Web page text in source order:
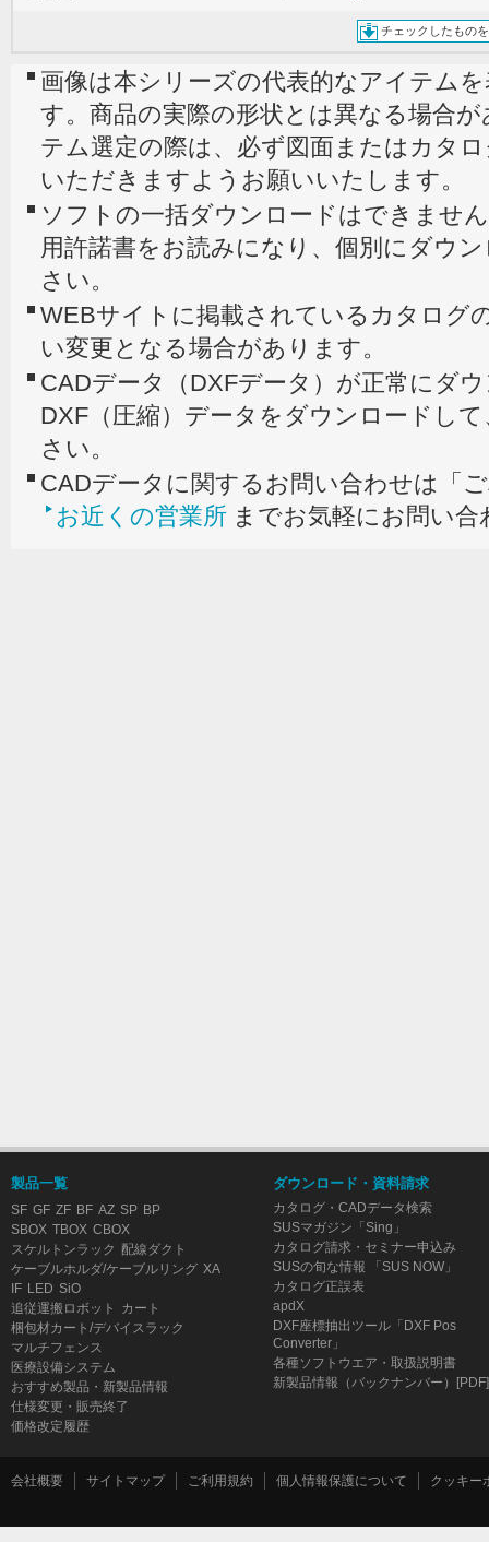
チェックしたもの
画像は本シリーズの代表的なアイテム
す。商品の実際の形状とは異なる場合
テム選定の際は、必ず図面またはカタ
いただきますようお願いいたします。
ソフトの一括ダウンロードはできませ
用許諾書をお読みになり、個別にダウ
さい。
WEBサイトに掲載されているカタログ
い変更となる場合があります。
CADデータ（DXFデータ）が正常にダ
DXF（圧縮）データをダウンロードし
さい。
CADデータに関するお問い合わせは「
お近くの営業所 までお気軽にお問い
製品一覧
SF GF ZF BF AZ SP BP
SBOX TBOX CBOX
スケルトンラック 配線ダクト
ケーブルホルダ/ケーブルリング XA
IF LED SiO
追従運搬ロボット
カート
梱包材カート/デバイスラック
マルチフェンス
医療設備システム
おすすめ製品・新製品情報
仕様変更・販売終了
価格改定履歴
ダウンロード・資料請求
カタログ・CADデータ検索
SUSマガジン「Sing」
カタログ請求・セミナー申込み
SUSの旬な情報 「SUS NOW」
カタログ正誤表
apdX
DXF座標抽出ツール「DXF Pos
Converter」
各種ソフトウエア・取扱説明書
新製品情報（バックナンバー）[PDF]
会社概要 サイトマップ ご利用規約 個人情報保護について クッキー